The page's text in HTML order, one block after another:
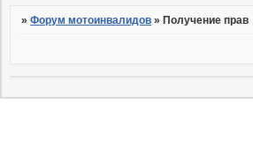
»Форум мотоинвалидов » Получение прав